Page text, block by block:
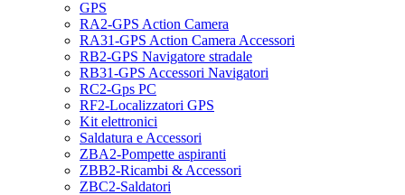
GPS
RA2-GPS Action Camera
RA31-GPS Action Camera Accessori
RB2-GPS Navigatore stradale
RB31-GPS Accessori Navigatori
RC2-Gps PC
RF2-Localizzatori GPS
Kit elettronici
Saldatura e Accessori
ZBA2-Pompette aspiranti
ZBB2-Ricambi & Accessori
ZBC2-Saldatori